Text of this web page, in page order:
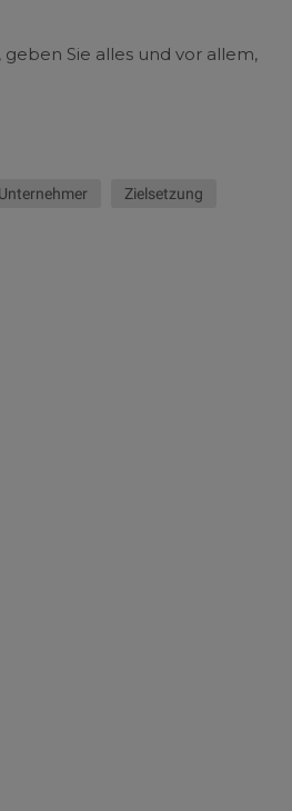
Sie alles und vor allem,
Unternehmer Zielsetzung